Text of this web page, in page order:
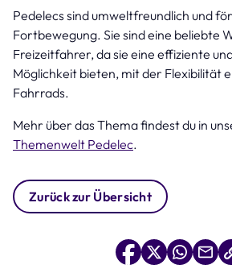
Pedelecs sind umweltfreundlich und
Fortbewegung. Sie sind eine beliebte
Freizeitfahrer, da sie eine effiziente
Möglichkeit bieten, mit der Flexibilität
Fahrrads.
Mehr über das Thema findest du in
Themenwelt Pedelec.
Zurück zur Übersicht